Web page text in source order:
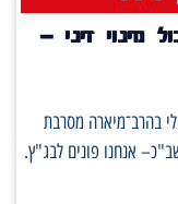
מינוי זיני –
בהרב־מיארה מסרבת
אנחנו פונים לבג"ץ.